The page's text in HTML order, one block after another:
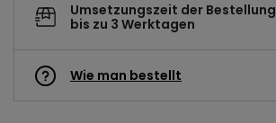
Umsetzungszeit der Bestellung
bis zu 3 Werktagen
Wie man bestellt